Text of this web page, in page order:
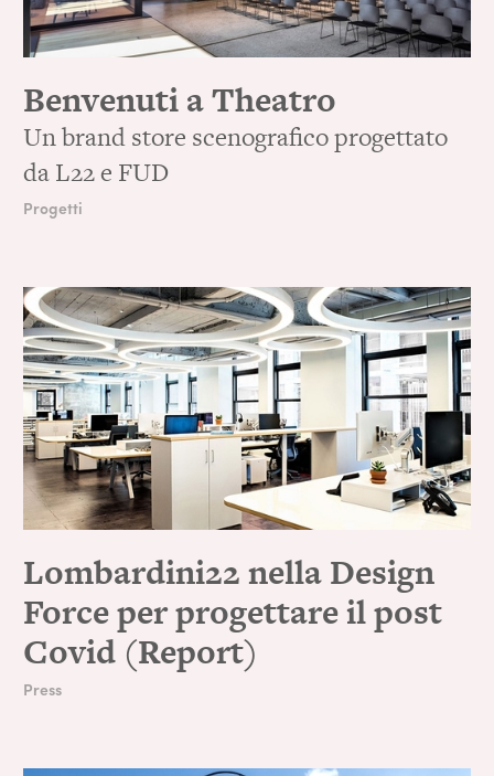
Benvenuti a Theatro
Un brand store scenografico progettato
da L22 e FUD
Progetti
Lombardini22 nella Design
Force per progettare il post
Covid (Report)
Press